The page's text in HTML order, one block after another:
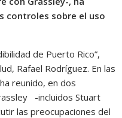
controles sobre el uso
de Puerto Rico”,
Rafael Rodríguez. En las
reunido, en dos
-incluidos Stuart
las preocupaciones del